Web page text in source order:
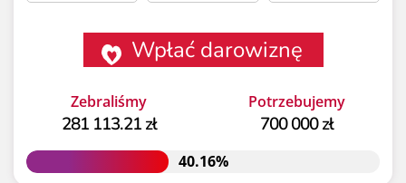
Wpłać darowiznę
Zebraliśmy
281 113.21 zł
Potrzebujemy
700 000 zł
40.16%
40.16%